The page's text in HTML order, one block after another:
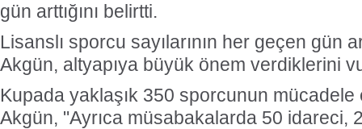
gün arttığını belirtti.
Lisanslı sporcu sayılarının her geçen gün
Akgün, altyapıya büyük önem verdiklerini
Kupada yaklaşık 350 sporcunun mücadele
Akgün, "Ayrıca müsabakalarda 50 idareci,